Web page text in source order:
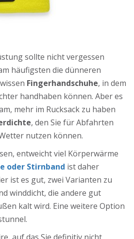
sollte nicht vergessen
häufigsten die dünneren
Fingerhandschuhe, in dem
handhaben können. Aber es
mehr im Rucksack zu haben
, den Sie für Abfahrten
nutzen können.
entweicht viel Körperwärme
oder Stirnband ist daher
ist es gut, zwei Varianten zu
winddicht, die andere gut
kalt wird. Eine weitere Option